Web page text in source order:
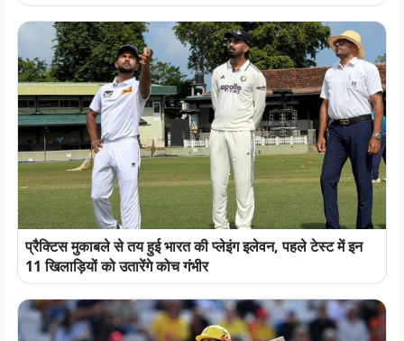
प्रैक्टिस मुकाबले से तय हुई भारत की प्लेइंग इलेवन, पहले टेस्ट में इन
11 खिलाड़ियों को उतारेंगे कोच गंभीर